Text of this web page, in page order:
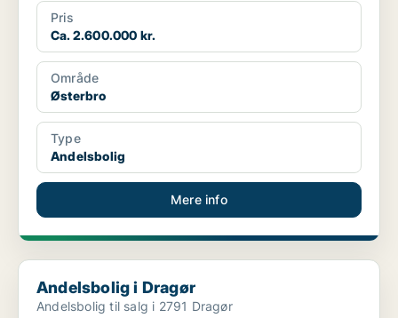
Pris
Ca. 2.600.000 kr.
Område
Østerbro
Type
Andelsbolig
Mere info
Andelsbolig i Dragør
Andelsbolig i Dragør
Andelsbolig til salg i 2791 Dragør